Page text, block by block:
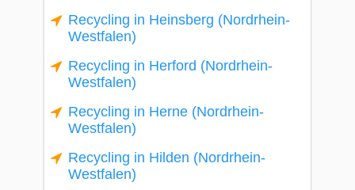
Recycling in Heinsberg (Nordrhein-
Westfalen)
Recycling in Herford (Nordrhein-
Westfalen)
Recycling in Herne (Nordrhein-
Westfalen)
Recycling in Hilden (Nordrhein-
Westfalen)